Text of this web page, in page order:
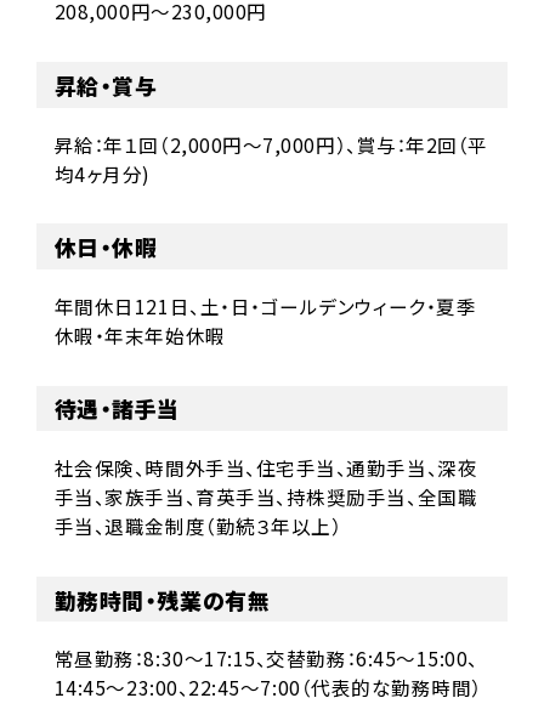
208,000円～230,000円
昇給・賞与
昇給：年１回（2,000円～7,000円）、賞与：年2回（平
均4ヶ月分)
休日・休暇
年間休日121日、土・日・ゴールデンウィーク・夏季
休暇・年末年始休暇
待遇・諸手当
社会保険、時間外手当、住宅手当、通勤手当、深夜
手当、家族手当、育英手当、持株奨励手当、全国職
手当、退職金制度（勤続３年以上）
勤務時間・残業の有無
常昼勤務：8:30～17:15、交替勤務：6:45～15:00、
14:45～23:00、22:45～7:00（代表的な勤務時間）